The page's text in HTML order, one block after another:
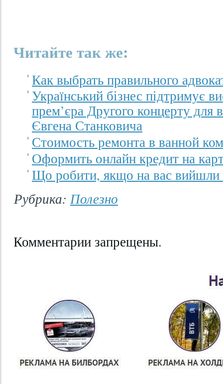
Читайте так же:
Как выбрать правильного
Український бізнес підтримує
прем’єра Другого концерту для
Євгена Станковича
Стоимость ремонта в ванной
Оформить онлайн кредит на
Що робити, якщо на вас вийшли
Рубрика: Полезно
Комментарии запрещены.